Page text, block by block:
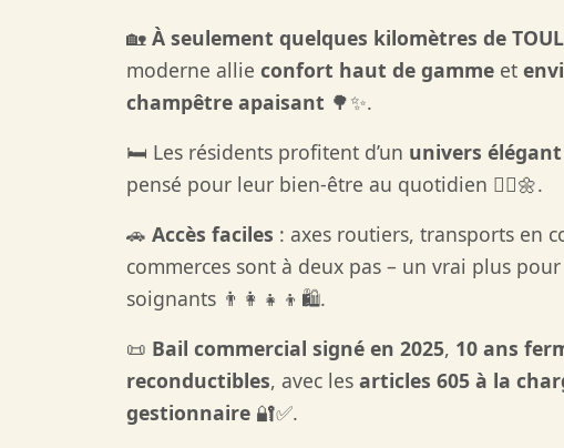
🏡 À seulement quelques kilomètres de
moderne allie confort haut de gamme et
champêtre apaisant 🌳✨.
🛏️ Les résidents profitent d’un univers
pensé pour leur bien-être au quotidien 💆‍♀️🌼.
🚗 Accès faciles : axes routiers, transports en
commerces sont à deux pas – un vrai plus
soignants 👨‍👩‍👧‍👦🛍️.
📜 Bail commercial signé en 2025, 10 ans
reconductibles, avec les articles 605 à la
gestionnaire 🔐✅.